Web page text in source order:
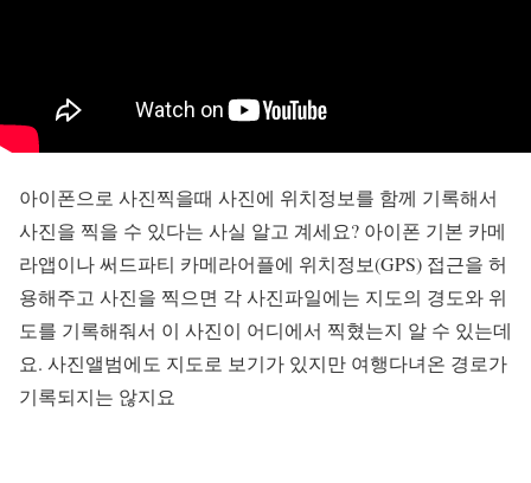
아이폰으로 사진찍을때 사진에 위치정보를 함께 기록해서
사진을 찍을 수 있다는 사실 알고 계세요? 아이폰 기본 카메
라앱이나 써드파티 카메라어플에 위치정보(GPS) 접근을 허
용해주고 사진을 찍으면 각 사진파일에는 지도의 경도와 위
도를 기록해줘서 이 사진이 어디에서 찍혔는지 알 수 있는데
요. 사진앨범에도 지도로 보기가 있지만 여행다녀온 경로가
기록되지는 않지요